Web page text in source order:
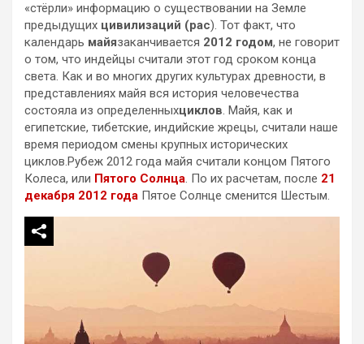
«стёрли» информацию о существовании на Земле
предыдущих цивилизаций (рас). Тот факт, что
календарь майязаканчивается 2012 годом, не говорит
о том, что индейцы считали этот год сроком конца
света. Как и во многих других культурах древности, в
представлениях майя вся история человечества
состояла из определенныхциклов. Майя, как и
египетские, тибетские, индийские жрецы, считали наше
время периодом смены крупных исторических
циклов.Рубеж 2012 года майя считали концом Пятого
Колеса, или Пятого Солнца. По их расчетам, после 21
декабря 2012 года Пятое Солнце сменится Шестым.